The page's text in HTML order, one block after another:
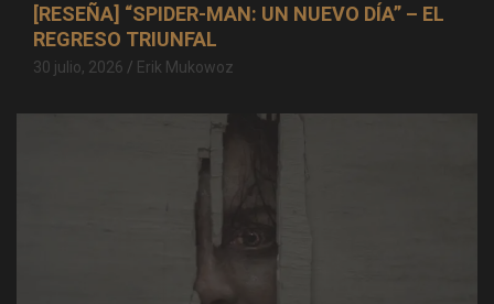
[RESEÑA] “SPIDER-MAN: UN NUEVO DÍA” – EL
REGRESO TRIUNFAL
30 julio, 2026 Erik Mukowoz